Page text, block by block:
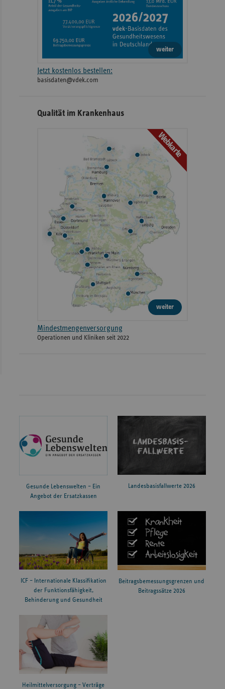
weiter
Jetzt kostenlos bestellen:
basisdaten@vdek.com
Qualität im Krankenhaus
Webkarte
weiter
Mindestmengenversorgung
Operationen und Kliniken seit 2022
Gesunde Lebenswelten – Ein
Angebot der Ersatzkassen
Landesbasisfallwerte 2026
ICF – Internationale Klassifikation
der Funktionsfähigkeit,
Behinderung und Gesundheit
Beitragsbemessungsgrenzen und
Beitragssätze 2026
Heilmittelversorgung – Verträge